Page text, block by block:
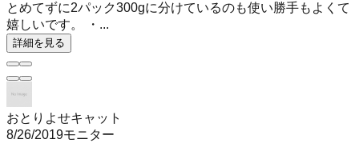
とめてずに2パック300gに分けているのも使い勝手もよくて
嬉しいです。 ・...
詳細を見る
おとりよせキャット
8/26/2019モニター